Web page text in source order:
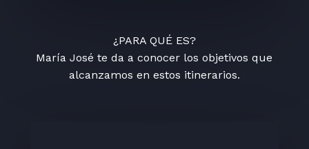
¿PARA QUÉ ES?
María José te da a conocer los objetivos que
alcanzamos en estos itinerarios.